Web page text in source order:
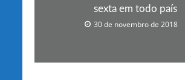
sexta em todo país
30 de novembro de 2018